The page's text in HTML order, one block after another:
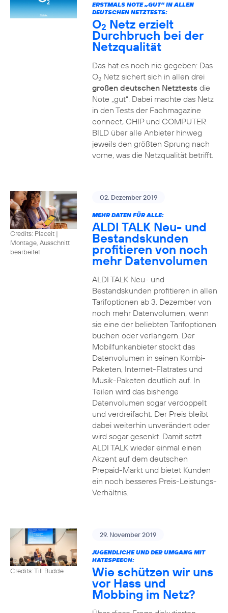
ERSTMALS NOTE „GUT“ IN ALLEN
DEUTSCHEN NETZTESTS:
O2 Netz erzielt
Durchbruch bei der
Netzqualität
Das hat es noch nie gegeben: Das
O2Netz sichert sich in allen drei
großen deutschen Netztests die
Note „gut“. Dabei machte das Netz
in den Tests der Fachmagazine
connect, CHIP und COMPUTER
BILD über alle Anbieter hinweg
jeweils den größten Sprung nach
vorne, was die Netzqualität betrifft.
Credits: Placeit |
Montage, Ausschnitt
bearbeitet
02. Dezember 2019
MEHR DATEN FÜR ALLE:
ALDI TALK Neu- und
Bestandskunden
profitieren von noch
mehr Datenvolumen
ALDI TALK Neu- und
Bestandskunden profitieren in allen
Tarifoptionen ab 3. Dezember von
noch mehr Datenvolumen, wenn
sie eine der beliebten Tarifoptionen
buchen oder verlängern. Der
Mobilfunkanbieter stockt das
Datenvolumen in seinen Kombi-
Paketen, Internet-Flatrates und
Musik-Paketen deutlich auf. In
Teilen wird das bisherige
Datenvolumen sogar verdoppelt
und verdreifacht. Der Preis bleibt
dabei weiterhin unverändert oder
wird sogar gesenkt. Damit setzt
ALDI TALK wieder einmal einen
Akzent auf dem deutschen
Prepaid-Markt und bietet Kunden
ein noch besseres Preis-Leistungs-
Verhältnis.
Credits: Till Budde
29. November 2019
JUGENDLICHE UND DER UMGANG MIT
HATESPEECH:
Wie schützen wir uns
vor Hass und
Mobbing im Netz?